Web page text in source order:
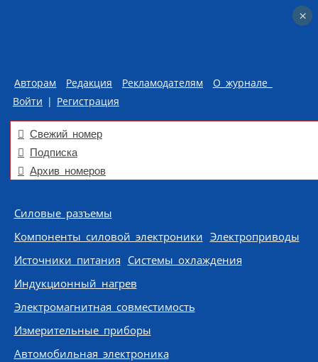
Авторам Редакция Рекламодателям
О журнале
Войти | Регистрация
Свежий номер
Подписка
Архив номеров
Skip to content
Силовые разъемы
Компоненты силовой электроники Электроприводы
Источники питания Системы охлаждения
Индукционный нагрев
Электромагнитная совместимость
Измерительные приборы
Автомобильная электроника
×
×